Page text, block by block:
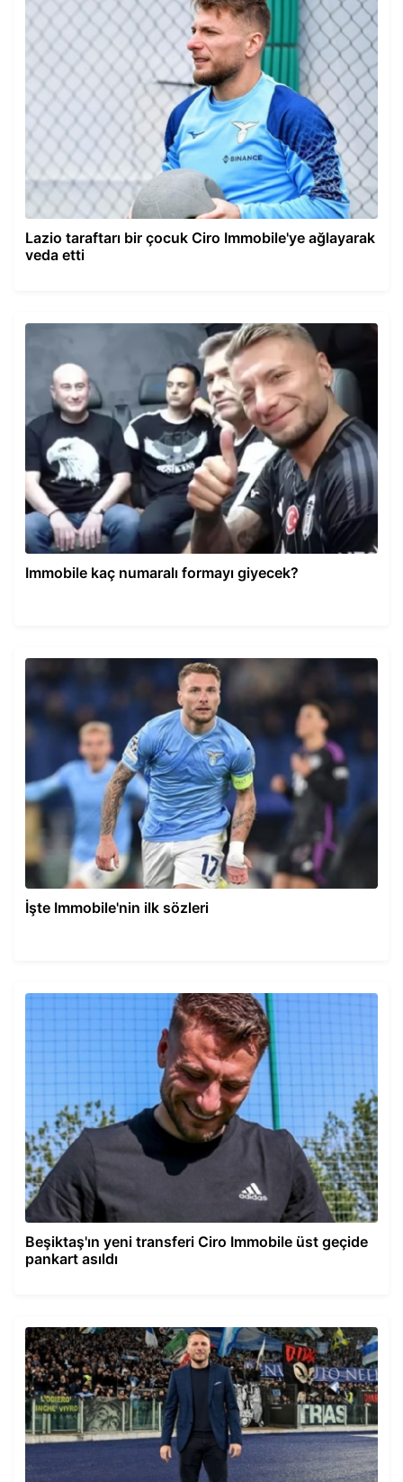
Lazio taraftarı bir çocuk Ciro Immobile'ye ağlayarak
veda etti
Immobile kaç numaralı formayı giyecek?
İşte Immobile'nin ilk sözleri
Beşiktaş'ın yeni transferi Ciro Immobile üst geçide
pankart asıldı